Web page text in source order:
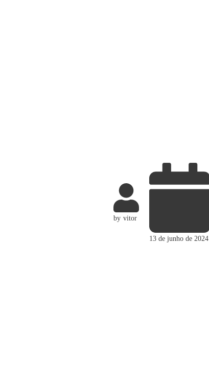
by vitor
13 de junho de 2024